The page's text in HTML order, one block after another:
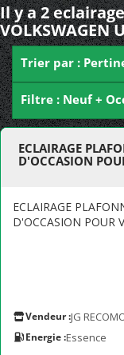
Il y a 2
VOLKSWAGEN
Trier par :
Filtre : Neuf +
ECLAIRAGE
D'OCCASION
ECLAIRAGE
D'OCCASION POUR
Vendeur :JG
Energie :Essence